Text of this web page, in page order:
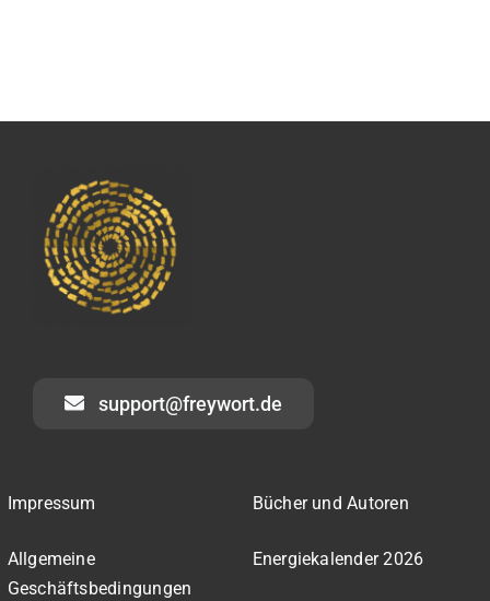
support@freywort.de
Impressum
Allgemeine
Geschäftsbedingungen
Bücher und Autoren
Energiekalender 2026